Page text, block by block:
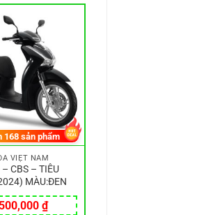
VIỆT NAM
CBS – TIÊU
MÀU:ĐEN
₫
168 sản phẩm